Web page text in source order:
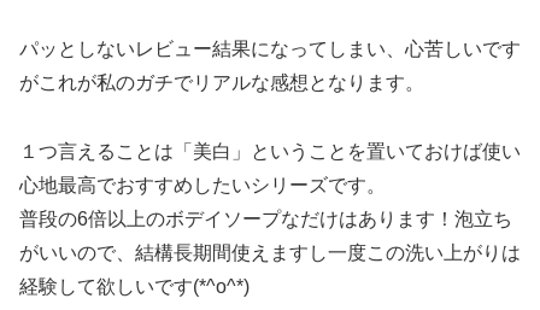
パッとしないレビュー結果になってしまい、心苦しいです
がこれが私のガチでリアルな感想となります。
１つ言えることは「美白」ということを置いておけば使い
心地最高でおすすめしたいシリーズです。
普段の6倍以上のボデイソープなだけはあります！泡立ち
がいいので、結構長期間使えますし一度この洗い上がりは
経験して欲しいです(*^o^*)